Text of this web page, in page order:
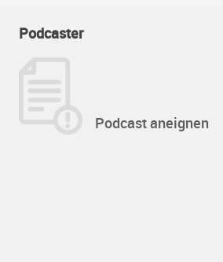
Podcaster
Podcast aneignen